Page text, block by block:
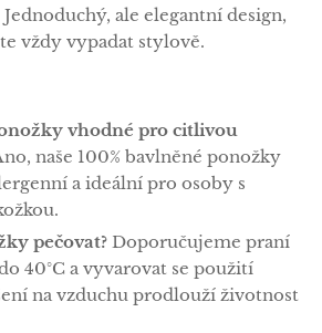
ale elegantní design,
vždy vypadat stylově.
vhodné pro citlivou
naše 100% bavlněné ponožky
a ideální pro osoby s
pečovat? Doporučujeme praní
40°C a vyvarovat se použití
na vzduchu prodlouží životnost